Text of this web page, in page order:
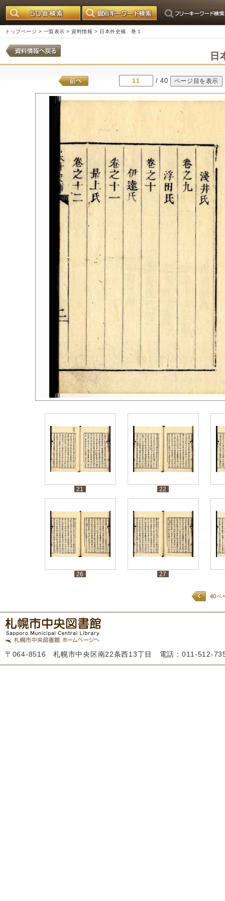
トップページ > 一覧表示 > 資料情報 > 日本外史補 巻１
/ 40
21 22
26 27
40ペ
〒064-8516 札幌市中央区南22条西13丁目 電話：011-512-